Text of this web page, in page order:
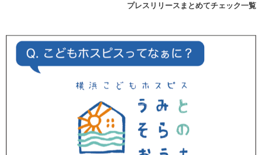
プレスリリースまとめてチェック一覧